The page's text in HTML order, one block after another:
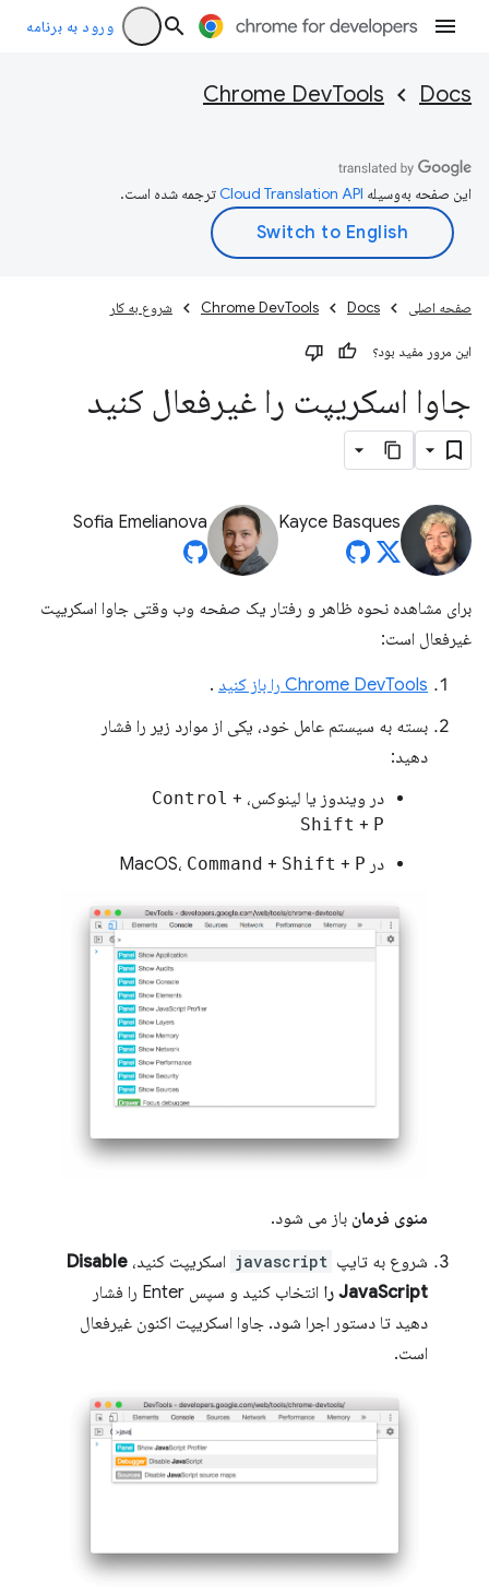
ورود به برنامه
Docs
Chrome DevTools
این صفحه به‌وسیله ترجمه شده است.
صفحه اصلی Docs
Chrome DevTools شروع به کار
این مرور مفید بود؟
جاوا اسکریپت را غیرفعال کنید
Kayce Basques
Sofia Emelianova
برای مشاهده نحوه ظاهر و رفتار یک صفحه وب وقتی جاوا اسکریپت
غیرفعال است:
Chrome DevTools را باز کنید
.
بسته به سیستم عامل خود، یکی از موارد زیر را فشار
دهید:
در ویندوز یا لینوکس،
Control +
Shift + P
در MacOS، Command + Shift + P
منوی فرمان باز می شود.
شروع به تایپ javascript اسکریپت کنید، Disable
JavaScript را
انتخاب کنید و سپس Enter را فشار
دهید تا دستور اجرا شود. جاوا اسکریپت اکنون غیرفعال
است.